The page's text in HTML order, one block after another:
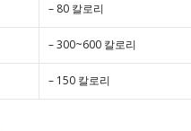
– 80 칼로리
– 300~600 칼로리
– 150 칼로리